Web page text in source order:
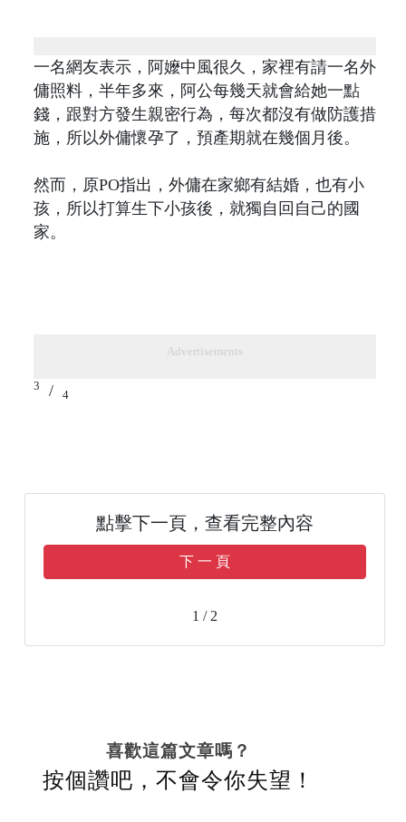
一名網友表示，阿嬤中風很久，家裡有請一名外
傭照料，半年多來，阿公每幾天就會給她一點
錢，跟對方發生親密行為，每次都沒有做防護措
施，所以外傭懷孕了，預產期就在幾個月後。
然而，原PO指出，外傭在家鄉有結婚，也有小
孩，所以打算生下小孩後，就獨自回自己的國
家。
Advertisements
3 / 4
點擊下一頁，查看完整內容
下 一 頁
1 / 2
喜歡這篇文章嗎？
按個讚吧，不會令你失望！